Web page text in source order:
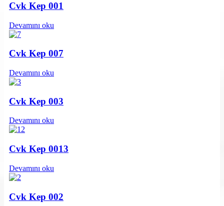
Cvk Kep 001
Devamını oku
Cvk Kep 007
Devamını oku
Cvk Kep 003
Devamını oku
Cvk Kep 0013
Devamını oku
Cvk Kep 002